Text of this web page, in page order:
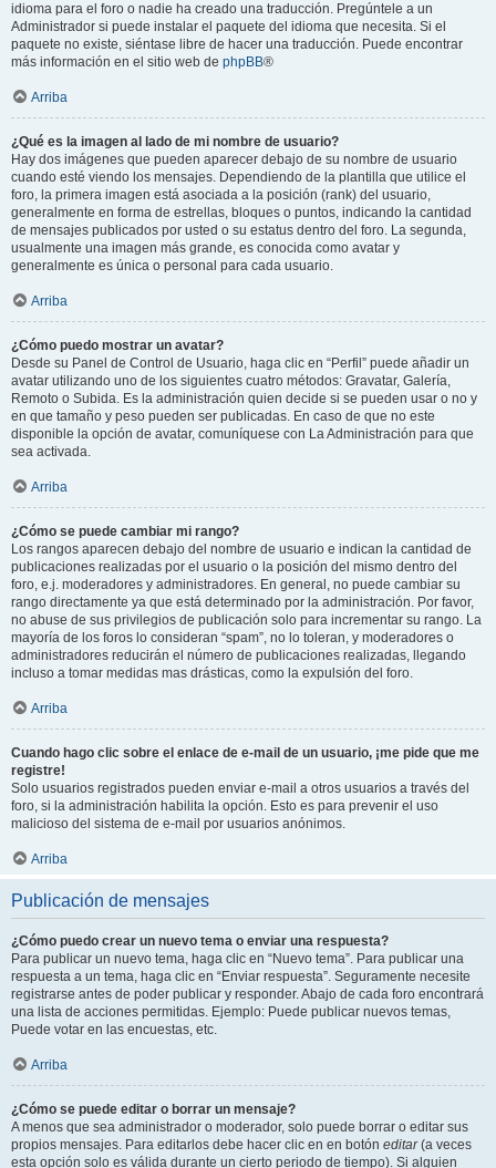
idioma para el foro o nadie ha creado una traducción. Pregúntele a un
Administrador si puede instalar el paquete del idioma que necesita. Si el
paquete no existe, siéntase libre de hacer una traducción. Puede encontrar
más información en el sitio web de phpBB®
Arriba
¿Qué es la imagen al lado de mi nombre de usuario?
Hay dos imágenes que pueden aparecer debajo de su nombre de usuario
cuando esté viendo los mensajes. Dependiendo de la plantilla que utilice el
foro, la primera imagen está asociada a la posición (rank) del usuario,
generalmente en forma de estrellas, bloques o puntos, indicando la cantidad
de mensajes publicados por usted o su estatus dentro del foro. La segunda,
usualmente una imagen más grande, es conocida como avatar y
generalmente es única o personal para cada usuario.
Arriba
¿Cómo puedo mostrar un avatar?
Desde su Panel de Control de Usuario, haga clic en “Perfil” puede añadir un
avatar utilizando uno de los siguientes cuatro métodos: Gravatar, Galería,
Remoto o Subida. Es la administración quien decide si se pueden usar o no y
en que tamaño y peso pueden ser publicadas. En caso de que no este
disponible la opción de avatar, comuníquese con La Administración para que
sea activada.
Arriba
¿Cómo se puede cambiar mi rango?
Los rangos aparecen debajo del nombre de usuario e indican la cantidad de
publicaciones realizadas por el usuario o la posición del mismo dentro del
foro, e.j. moderadores y administradores. En general, no puede cambiar su
rango directamente ya que está determinado por la administración. Por favor,
no abuse de sus privilegios de publicación solo para incrementar su rango. La
mayoría de los foros lo consideran “spam”, no lo toleran, y moderadores o
administradores reducirán el número de publicaciones realizadas, llegando
incluso a tomar medidas mas drásticas, como la expulsión del foro.
Arriba
Cuando hago clic sobre el enlace de e-mail de un usuario, ¡me pide que me
registre!
Solo usuarios registrados pueden enviar e-mail a otros usuarios a través del
foro, si la administración habilita la opción. Esto es para prevenir el uso
malicioso del sistema de e-mail por usuarios anónimos.
Arriba
Publicación de mensajes
¿Cómo puedo crear un nuevo tema o enviar una respuesta?
Para publicar un nuevo tema, haga clic en “Nuevo tema”. Para publicar una
respuesta a un tema, haga clic en “Enviar respuesta”. Seguramente necesite
registrarse antes de poder publicar y responder. Abajo de cada foro encontrará
una lista de acciones permitidas. Ejemplo: Puede publicar nuevos temas,
Puede votar en las encuestas, etc.
Arriba
¿Cómo se puede editar o borrar un mensaje?
A menos que sea administrador o moderador, solo puede borrar o editar sus
propios mensajes. Para editarlos debe hacer clic en en botón editar(a veces
esta opción solo es válida durante un cierto periodo de tiempo). Si alguien